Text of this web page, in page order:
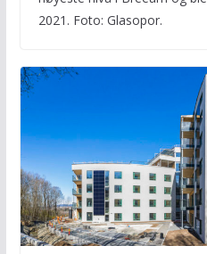
2021. Foto: Glasopor.